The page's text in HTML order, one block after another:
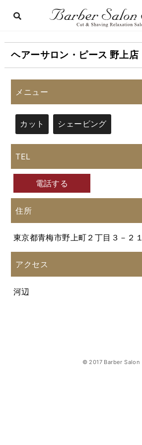
ヘアーサロン・ピース 野上店
メニュー
カット シェービング
TEL
電話する
住所
東京都青梅市野上町２丁目３－２１
アクセス
河辺
© 2017 Barber Salon